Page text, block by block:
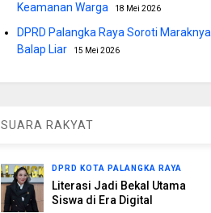
Keamanan Warga
18 Mei 2026
DPRD Palangka Raya Soroti Maraknya
Balap Liar
15 Mei 2026
SUARA RAKYAT
DPRD KOTA PALANGKA RAYA
Literasi Jadi Bekal Utama
Siswa di Era Digital